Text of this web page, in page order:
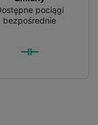
pociągi
bezpośrednie